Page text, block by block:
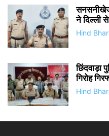
सनसनीखेज
ने दिल्ली
Hind
छिंदवाड़ा
गिरोह
Hind